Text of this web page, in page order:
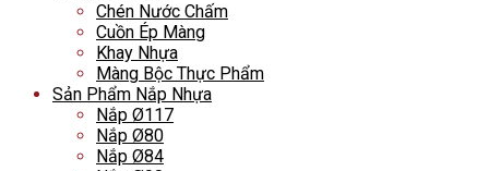
Chén Nước Chấm
Cuồn Ép Màng
Khay Nhựa
Màng Bộc Thực Phẩm
Sản Phẩm Nắp Nhựa
Nắp Ø117
Nắp Ø80
Nắp Ø84